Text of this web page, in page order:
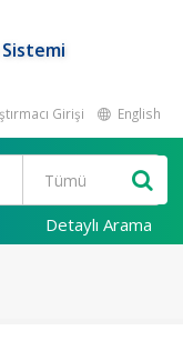
Girişi English
Detaylı Arama